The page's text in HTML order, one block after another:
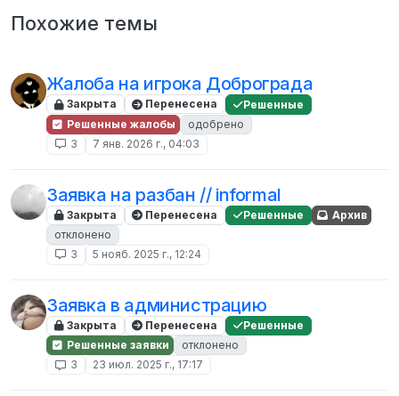
Похожие темы
Жалоба на игрока Доброграда
Закрыта Перенесена
Решенные
Решенные жалобы
одобрено
3
7 янв. 2026 г., 04:03
Заявка на разбан // informal
Закрыта Перенесена Решенные
Архив
отклонено
3
5 нояб. 2025 г., 12:24
Заявка в администрацию
Закрыта Перенесена
Решенные
Решенные заявки
отклонено
3
23 июл. 2025 г., 17:17